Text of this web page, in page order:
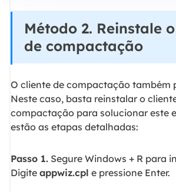
Método 2. Reinstale
de compactação
O cliente de compactação também
Neste caso, basta reinstalar o
compactação para solucionar este
estão as etapas detalhadas:
Passo 1.Segure Windows + R para
Digite appwiz.cpl e pressione Enter.